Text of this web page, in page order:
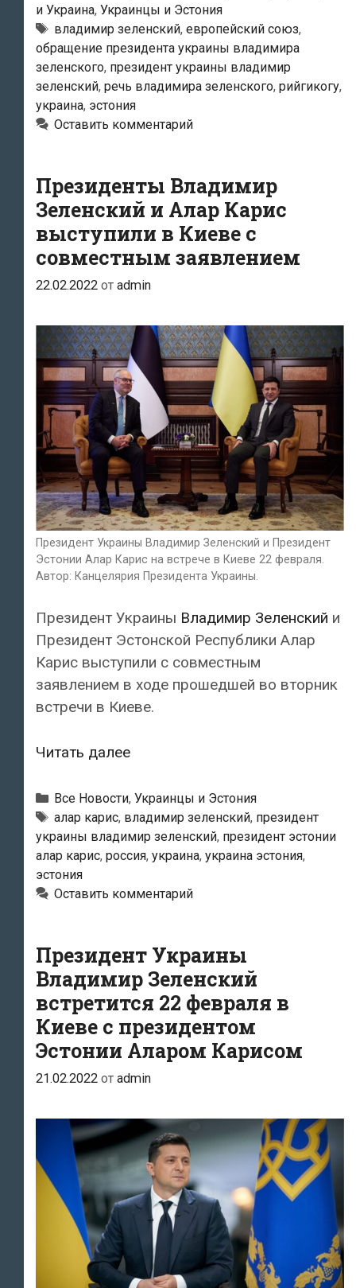
Владимира
Зеленского
к
Рийгикогу
и Украина, Украинцы и Эстония
Метки
владимир зеленский, европейский союз,
обращение президента украины владимира
зеленского, президент украины владимир
зеленский, речь владимира зеленского, рийгикогу,
украина, эстония
Оставить комментарий
Президенты Владимир
Зеленский и Алар Карис
выступили в Киеве с
совместным заявлением
22.02.2022 от admin
Президент Украины Владимир Зеленский и Президент
Эстонии Алар Карис на встрече в Киеве 22 февраля.
Автор: Канцелярия Президента Украины.
Президент Украины Владимир Зеленский и
Президент Эстонской Республики Алар
Карис выступили с совместным
заявлением в ходе прошедшей во вторник
встречи в Киеве.
Читать далееПрезиденты
Зеленский
и
Алар
Карис
выступили
с
совместным
заявлением
Рубрики
Все Новости, Украинцы и Эстония
Метки
алар карис, владимир зеленский, президент
украины владимир зеленский, президент эстонии
алар карис, россия, украина, украина эстония,
эстония
Оставить комментарий
Президент Украины
Владимир Зеленский
встретится 22 февраля в
Киеве с президентом
Эстонии Аларом Карисом
21.02.2022 от admin